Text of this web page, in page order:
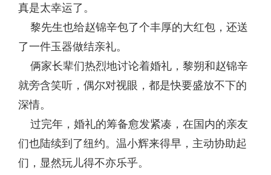
真是太幸运了。
黎先生也给赵锦辛包了个丰厚的大红包，还送
了一件玉器做结亲礼。
俩家长辈们热烈地讨论着婚礼，黎朔和赵锦辛
就旁含笑听，偶尔对视眼，都是快要盛放不下的
深情。
过完年，婚礼的筹备愈发紧凑，在国内的亲友
们也陆续到了纽约。温小辉来得早，主动协助起
们，显然玩儿得不亦乐乎。